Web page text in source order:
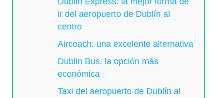
ir del aeropuerto de Dublín al
centro
Aircoach: una excelente alternativa
Dublin Bus: la opción más
económica
Taxi del aeropuerto de Dublín al